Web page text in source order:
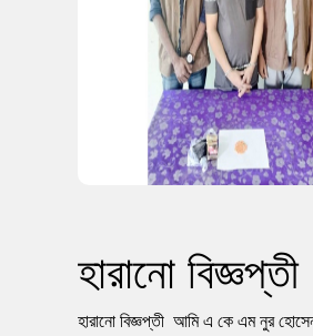
হারানো বিজ্ঞপ্তী
হারানো বিজ্ঞপ্তী আমি এ কে এম নুর